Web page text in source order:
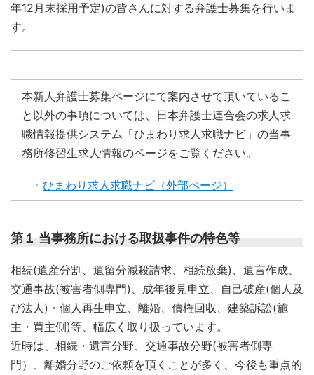
年12月末採用予定)の皆さんに対する弁護士募集を行いま
す。
本新人弁護士募集ページにて案内させて頂いているこ
と以外の事項については、日本弁護士連合会の求人求
職情報提供システム「ひまわり求人求職ナビ」の当事
務所修習生求人情報のページをご覧ください。
ひまわり求人求職ナビ（外部ページ）
第１ 当事務所における取扱事件の特色等
相続(遺産分割、遺留分減殺請求、相続放棄)、遺言作成、
交通事故(被害者側専門)、成年後見申立、自己破産(個人及
び法人)・個人再生申立、離婚、債権回収、建築訴訟(施
主・買主側)等、幅広く取り扱っています。
近時は、相続・遺言分野、交通事故分野(被害者側専
門）、離婚分野のご依頼を頂くことが多く、今後も重点的